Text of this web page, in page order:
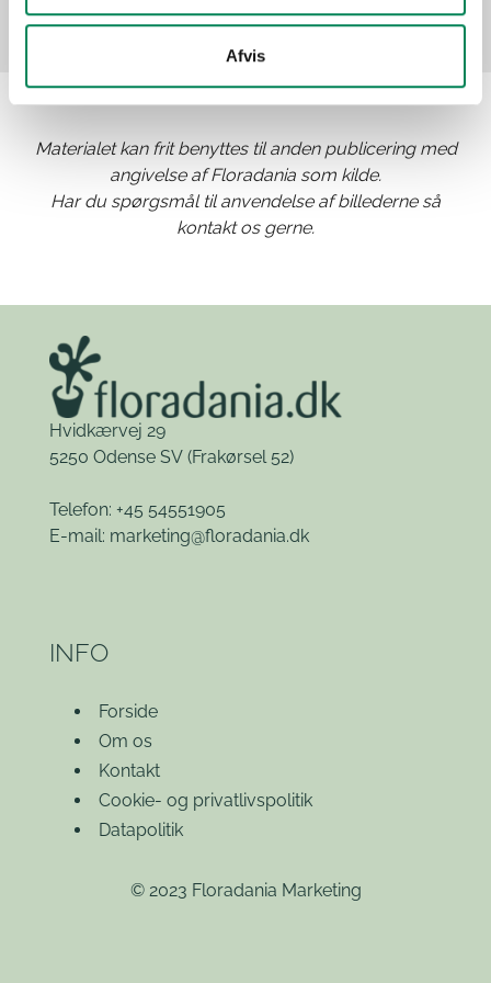
Afvis
Materialet kan frit benyttes til anden publicering med
angivelse af Floradania som kilde.
Har du spørgsmål til anvendelse af billederne så
kontakt os gerne.
Hvidkærvej 29
5250 Odense SV (Frakørsel 52)
Telefon: +45 54551905
E-mail: marketing@floradania.dk
INFO
Forside
Om os
Kontakt
Cookie- og privatlivspolitik
Datapolitik
© 2023 Floradania Marketing